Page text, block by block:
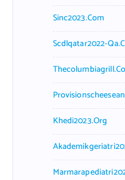
Sinc2023.com
Scdlqatar2022-
Khedi2023.org